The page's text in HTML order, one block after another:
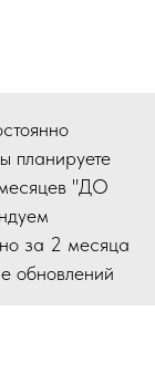
планируете
месяцев "ДО
за 2 месяца
обновлений